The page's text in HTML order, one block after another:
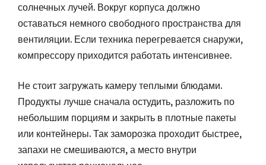
солнечных лучей. Вокруг корпуса должно
оставаться немного свободного пространства для
вентиляции. Если техника перегревается снаружи,
компрессору приходится работать интенсивнее.
Не стоит загружать камеру теплыми блюдами.
Продукты лучше сначала остудить, разложить по
небольшим порциям и закрыть в плотные пакеты
или контейнеры. Так заморозка проходит быстрее,
запахи не смешиваются, а место внутри